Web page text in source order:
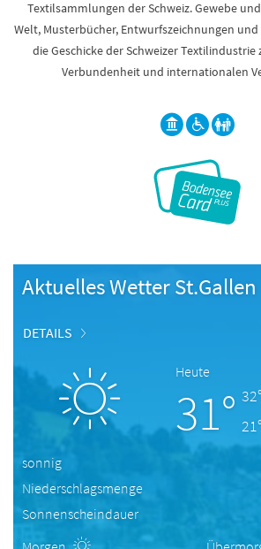
Textilsammlungen der Schweiz. Gewebe
Welt, Musterbücher, Entwurfszeichnungen
die Geschicke der Schweizer
Verbundenheit und internationalen
Aktuelles Wetter St.Gallen
DETAILS
Heute
31° 32°
21°
sonnig
Niederschlagsmenge
Sonnenscheindauer